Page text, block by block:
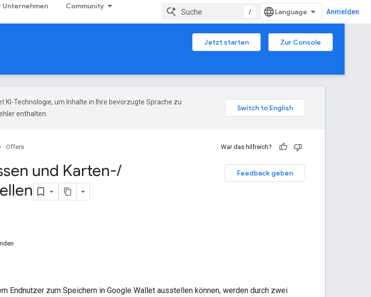
Unternehmen Community
/ Anmelden
Jetzt starten
Zur Console
KI-Technologie, um Inhalte in Ihre bevorzugte Sprache zu
enthalten.
Offers War das hilfreich?
Feedback geben
und Karten-/
Endnutzer zum Speichern in Google Wallet ausstellen können, werden durch zwei